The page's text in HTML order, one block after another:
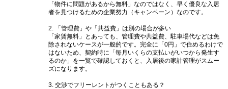
「物件に問題があるから無料」なのではなく、早く優良な入居
者を見つけるための企業努力（キャンペーン）なのです。
2. 「管理費」や「共益費」は別の場合が多い
「家賃無料」とあっても、管理費や共益費、駐車場代などは免
除されないケースが一般的です。完全に「0円」で住めるわけで
はないため、契約時に「毎月いくらの支払いがいつから発生す
るのか」を一覧で確認しておくと、入居後の家計管理がスムー
ズになります。
3. 交渉でフリーレントがつくこともある？